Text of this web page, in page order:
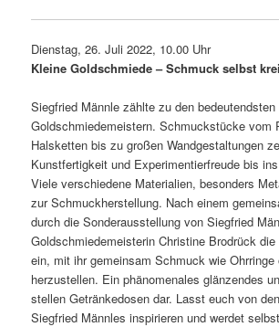
Dienstag, 26. Juli 2022, 10.00 Uhr
Kleine Goldschmiede – Schmuck selbst
Siegfried Männle zählte zu den
Goldschmiedemeistern. Schmuckstücke vom
Halsketten bis zu großen Wandgestaltungen
Kunstfertigkeit und Experimentierfreude bis
Viele verschie­dene Materialien, beson­ders
zur Schmuckherstellung. Nach einem
durch die Sonderausstellung von Siegfried
Goldschmiedemeisterin Christine Brodrück
ein, mit ihr gemeinsam Schmuck wie Ohrringe
herzu­stellen. Ein phäno­me­nales glän­zendes
stellen Getränkedosen dar. Lasst euch von
Siegfried Männles inspi­rieren und werdet